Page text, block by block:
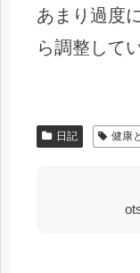
あまり過度
ら調整して
日記 健康